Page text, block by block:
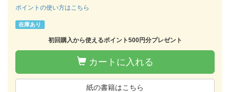
ポイントの使い方はこちら
在庫あり
初回購入から使えるポイント500円分プレゼント
カートに入れる
紙の書籍はこちら